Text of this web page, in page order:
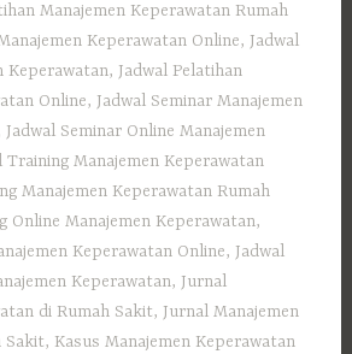
Manajemen Keperawatan Rumah
Keperawatan Online, Jadwal
Keperawatan, Jadwal Pelatihan
Online, Jadwal Seminar Manajemen
Jadwal Seminar Online Manajemen
Training Manajemen Keperawatan
Manajemen Keperawatan Rumah
Online Manajemen Keperawatan,
Keperawatan Online, Jadwal
Keperawatan, Jurnal
di Rumah Sakit, Jurnal Manajemen
Sakit, Kasus Manajemen Keperawatan